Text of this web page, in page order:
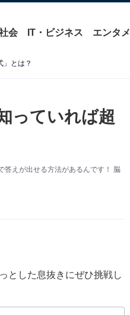
会 IT・ビジネス エンタメ
」とは？
っていれば超
答えが出せる方法があるんです！ 脳
とした息抜きにぜひ挑戦し